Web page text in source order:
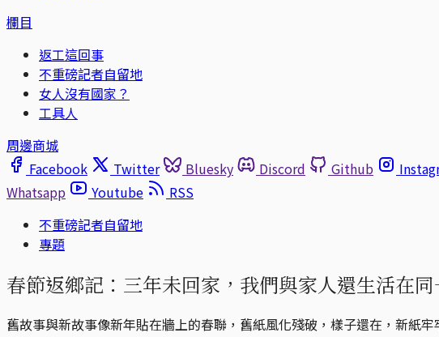
欄目
返工這回事
不重磅記者自留地
女人沒有國家？
工具人
周邊商城
Facebook
Twitter Bluesky Discord Github
Whatsapp
Youtube
RSS
不重磅記者自留地
專題
春節返鄉記：三年未回家，我們與家人還生活在同
舊故事與新故事像新年貼在牆上的春聯，舊紙風化殘破，樣子還在，新紙